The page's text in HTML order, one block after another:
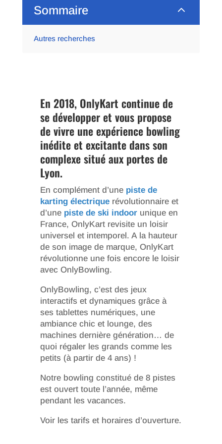
Sommaire 2
Autres recherches
En 2018, OnlyKart continue de
se développer et vous propose
de vivre une expérience bowling
inédite et excitante dans son
complexe situé aux portes de
Lyon.
En complément d’une piste de
karting électriquerévolutionnaire et
d’une piste de ski indoorunique en
France, OnlyKart revisite un loisir
universel et intemporel. A la hauteur
de son image de marque, OnlyKart
révolutionne une fois encore le loisir
avec OnlyBowling.
OnlyBowling, c’est des jeux
interactifs et dynamiques grâce à
ses tablettes numériques, une
ambiance chic et lounge, des
machines dernière génération… de
quoi régaler les grands comme les
petits (à partir de 4 ans) !
Notre bowling constitué de 8 pistes
est ouvert toute l’année, même
pendant les vacances.
Voir les tarifs et horaires d’ouverture.